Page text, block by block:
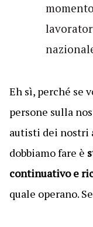
Eh sì, perché se
persone sulla
autisti dei nostri
dobbiamo fare è
continuativo e
quale operano.